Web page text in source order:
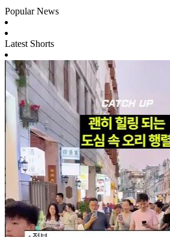
Popular News
Latest Shorts